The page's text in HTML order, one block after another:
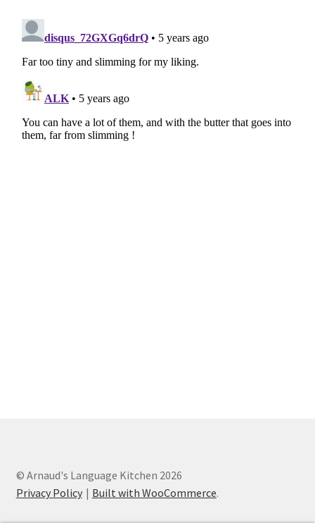
© Arnaud's Language Kitchen 2026
Privacy Policy
Built with WooCommerce.